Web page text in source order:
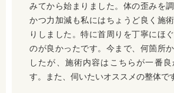
みてから始まりました。体の歪みを
かつ力加減も私にはちょうど良く施
りしました。特に首周りを丁寧にほ
のが良かったです。今まで、何箇所
したが、施術内容はこちらが一番良
す。また、伺いたいオススメの整体で